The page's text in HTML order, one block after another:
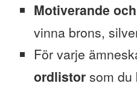
Motiverande
vinna brons,
För varje
ordlistor som du